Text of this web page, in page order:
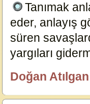
Tanımak
eder, anlayış
süren
yargıları
Doğan Atılgan